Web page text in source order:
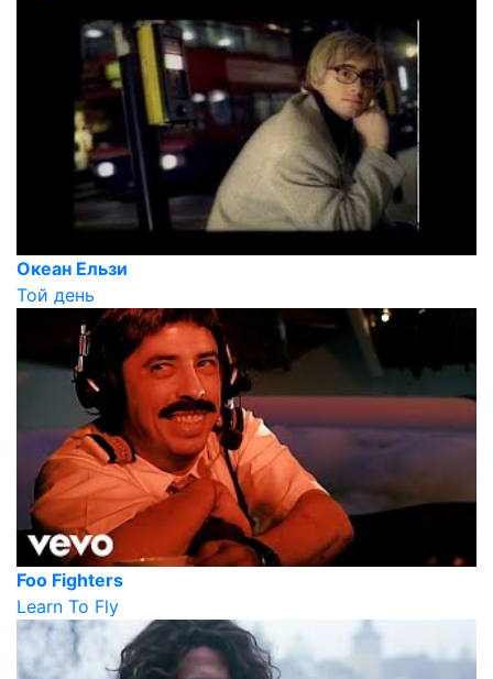
Океан Ельзи
Той день
Foo Fighters
Learn To Fly